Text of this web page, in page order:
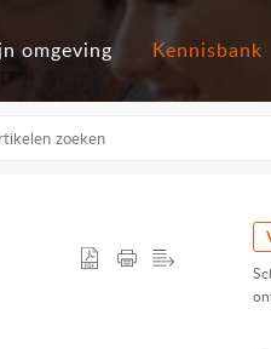
omgeving Kennisbank